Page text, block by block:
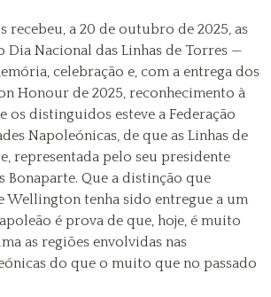
recebeu, a 20 de outubro de 2025, as
Dia Nacional das Linhas de Torres —
celebração e, com a entrega dos
Honour de 2025, reconhecimento à
os distinguidos esteve a Federação
Napoleónicas, de que as Linhas de
representada pelo seu presidente
Bonaparte. Que a distinção que
Wellington tenha sido entregue a um
é prova de que, hoje, é muito
as regiões envolvidas nas
do que o muito que no passado